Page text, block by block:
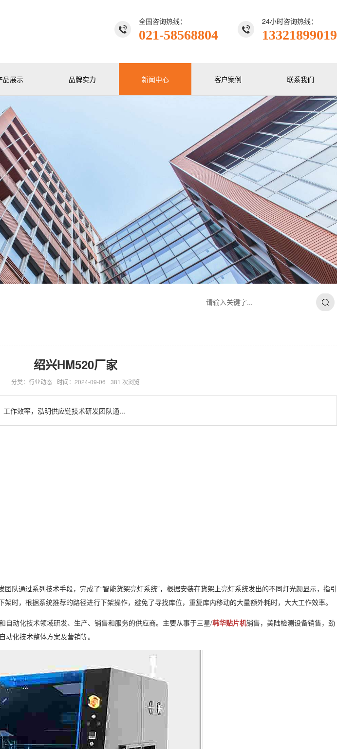
24小时咨询热线：
13321899019
全国咨询热线：
021-58568804
品展示 品牌实力 新闻中心 客户案例 联系我们
绍兴HM520厂家
分类：行业动态 时间：2024-09-06 381 次浏览
作效率，泓明供应链技术研发团队通...
队通过系列技术手段，完成了“智能货架亮灯系统”，根据安装在货架上亮灯系统发出的不同灯光颜显示，指引
时，根据系统推荐的路径进行下架操作，避免了寻找库位，重复库内移动的大量额外耗时，大大工作效率。
自动化技术领域研发、生产、销售和服务的供应商。主要从事于三星/韩华贴片机销售，美陆检测设备销售，劲
化技术整体方案及营销等。